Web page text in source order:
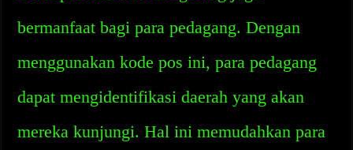
bermanfaat bagi para pedagang. Dengan
menggunakan kode pos ini, para pedagang
dapat mengidentifikasi daerah yang akan
mereka kunjungi. Hal ini memudahkan para